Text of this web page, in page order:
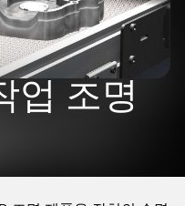
링
업 조명